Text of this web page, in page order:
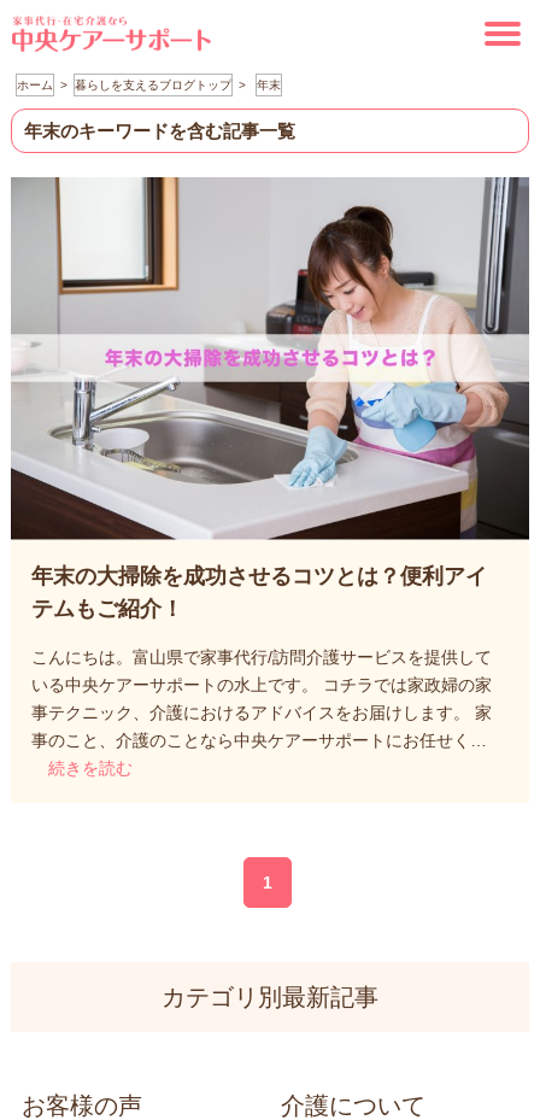
ホーム 暮らしを支えるブログトップ 年末
年末のキーワードを含む記事一覧
年末の大掃除を成功させるコツとは？便利アイ
テムもご紹介！
こんにちは。富山県で家事代行/訪問介護サービスを提供して
いる中央ケアーサポートの水上です。 コチラでは家政婦の家
事テクニック、介護におけるアドバイスをお届けします。 家
事のこと、介護のことなら中央ケアーサポートにお任せく…
続きを読む
1
カテゴリ別最新記事
お客様の声 介護について